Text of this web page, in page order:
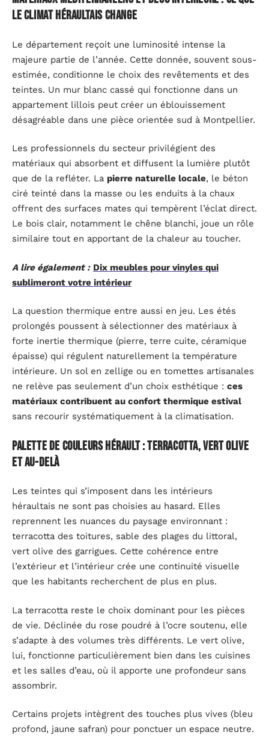
le climat héraultais change
Le département reçoit une luminosité intense la
majeure partie de l’année. Cette donnée, souvent sous-
estimée, conditionne le choix des revêtements et des
teintes. Un mur blanc cassé qui fonctionne dans un
appartement lillois peut créer un éblouissement
désagréable dans une pièce orientée sud à Montpellier.
Les professionnels du secteur privilégient des
matériaux qui absorbent et diffusent la lumière plutôt
que de la refléter. La pierre naturelle locale, le béton
ciré teinté dans la masse ou les enduits à la chaux
offrent des surfaces mates qui tempèrent l’éclat direct.
Le bois clair, notamment le chêne blanchi, joue un rôle
similaire tout en apportant de la chaleur au toucher.
A lire également : Dix meubles pour vinyles qui
sublimeront votre intérieur
La question thermique entre aussi en jeu. Les étés
prolongés poussent à sélectionner des matériaux à
forte inertie thermique (pierre, terre cuite, céramique
épaisse) qui régulent naturellement la température
intérieure. Un sol en zellige ou en tomettes artisanales
ne relève pas seulement d’un choix esthétique : ces
matériaux contribuent au confort thermique estival
sans recourir systématiquement à la climatisation.
Palette de couleurs Hérault : terracotta, vert olive
et au-delà
Les teintes qui s’imposent dans les intérieurs
héraultais ne sont pas choisies au hasard. Elles
reprennent les nuances du paysage environnant :
terracotta des toitures, sable des plages du littoral,
vert olive des garrigues. Cette cohérence entre
l’extérieur et l’intérieur crée une continuité visuelle
que les habitants recherchent de plus en plus.
La terracotta reste le choix dominant pour les pièces
de vie. Déclinée du rose poudré à l’ocre soutenu, elle
s’adapte à des volumes très différents. Le vert olive,
lui, fonctionne particulièrement bien dans les cuisines
et les salles d’eau, où il apporte une profondeur sans
assombrir.
Certains projets intègrent des touches plus vives (bleu
profond, jaune safran) pour ponctuer un espace neutre.